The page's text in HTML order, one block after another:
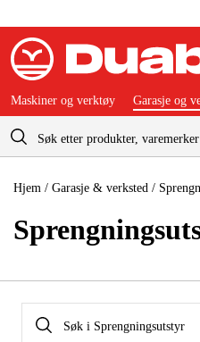
Maskiner og verktøy Garasje og
Hjem / Garasje & verksted /